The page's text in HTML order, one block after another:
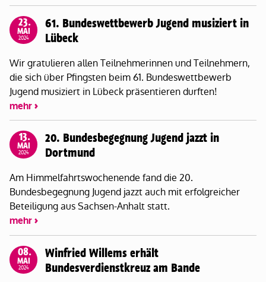
23.
MAI
2024
61. Bundeswettbewerb Jugend musiziert in
Lübeck
Wir gratulieren allen Teilnehmerinnen und Teilnehmern,
die sich über Pfingsten beim 61. Bundeswettbewerb
Jugend musiziert in Lübeck präsentieren durften!
mehr
13.
MAI
2024
20. Bundesbegegnung Jugend jazzt in
Dortmund
Am Himmelfahrtswochenende fand die 20.
Bundesbegegnung Jugend jazzt auch mit erfolgreicher
Beteiligung aus Sachsen-Anhalt statt.
mehr
08.
MAI
2024
Winfried Willems erhält
Bundesverdienstkreuz am Bande